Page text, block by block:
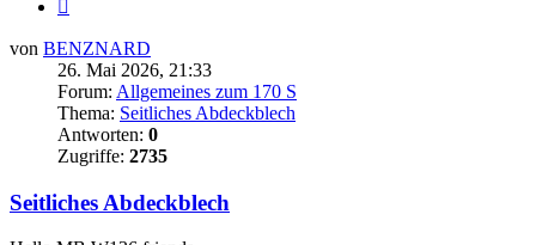
von BENZNARD
26. Mai 2026, 21:33
Forum: Allgemeines zum 170 S
Thema: Seitliches Abdeckblech
Antworten: 0
Zugriffe: 2735
Seitliches Abdeckblech